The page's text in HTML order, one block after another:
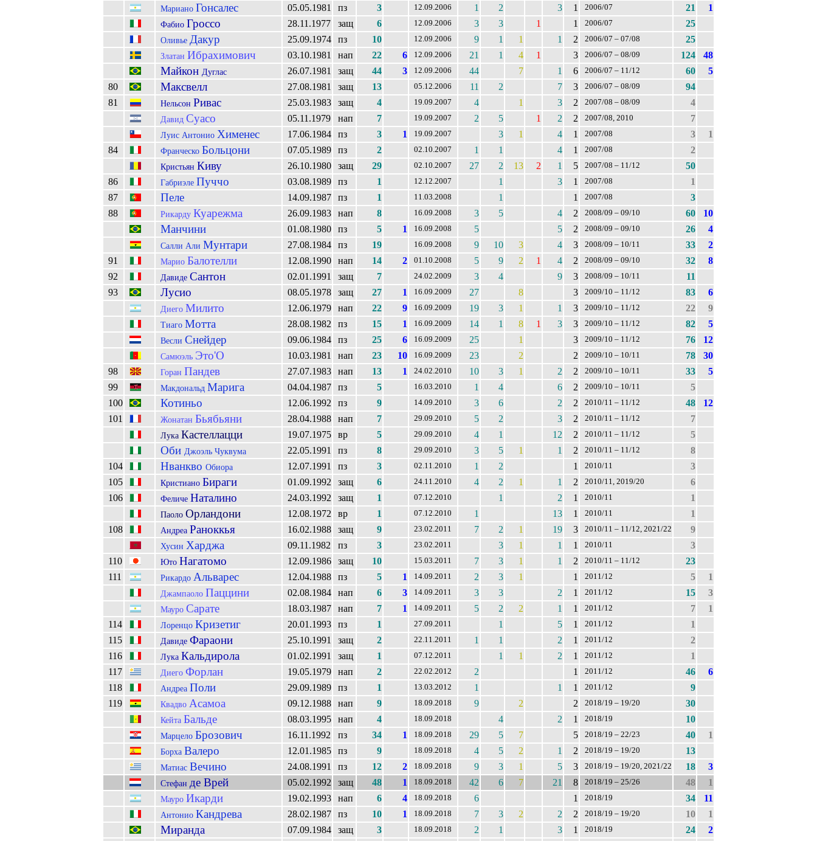
Мариано Гонсалес 05.05.1981 пз 3 12.09.2006 1 2 3 1 2006/07 21 1
Фабио Гроссо 28.11.1977 защ 6 12.09.2006 3 3 1 1 2006/07 25
Оливье Дакур 25.09.1974 пз 10 12.09.2006 9 1 1 1 2 2006/07 – 07/08 25
Златан Ибрахимович 03.10.1981 нап 22 6 12.09.2006 21 1 4 1 3 2006/07 – 08/09 124 48
Майкон Дуглас 26.07.1981 защ 44 3 12.09.2006 44 7 1 6 2006/07 – 11/12 60
5
80
Максвелл 27.08.1981 защ 13 05.12.2006 11 2 7 3 2006/07 – 08/09
94
81
Нельсон Ривас 25.03.1983 защ 4 19.09.2007 4 1 3 2 2007/08 – 08/09 4
Давид Суасо 05.11.1979 нап 7 19.09.2007 2 5 1 2 2 2007/08, 2010 7
Луис Антонио Хименес 17.06.1984 пз 3 1 19.09.2007 3 1 4 1 2007/08 3
1
84
Франческо Больцони 07.05.1989 пз 2 02.10.2007 1 1 4 1 2007/08 2
Кристьян Киву 26.10.1980 защ 29 02.10.2007 27 2 13 2 1 5 2007/08 – 11/12
50
86
Габриэле Пуччо 03.08.1989 пз 1 12.12.2007 1 3 1 2007/08
1
87
Пеле 14.09.1987 пз 1 11.03.2008 1 1 2007/08
3
88
Рикарду Куарежма 26.09.1983 нап 8 16.09.2008 3 5 4 2 2008/09 – 09/10 60 10
Манчини 01.08.1980 пз 5 1 16.09.2008 5 5 2 2008/09 – 09/10 26 4
Салли Али Мунтари 27.08.1984 пз 19 16.09.2008 9 10 3 4 3 2008/09 – 10/11 33
2
91
Марио Балотелли 12.08.1990 нап 14 2 01.10.2008 5 9 2 1 4 2 2008/09 – 09/10 32
8
92
Давиде Сантон 02.01.1991 защ 7 24.02.2009 3 4 9 3 2008/09 – 10/11
11
93
Лусио 08.05.1978 защ 27 1 16.09.2009 27 8 3 2009/10 – 11/12 83 6
Диего Милито 12.06.1979 нап 22 9 16.09.2009 19 3 1 1 3 2009/10 – 11/12 22 9
Тиаго Мотта 28.08.1982 пз 15 1 16.09.2009 14 1 8 1 3 3 2009/10 – 11/12 82 5
Весли Снейдер 09.06.1984 пз 25 6 16.09.2009 25 1 3 2009/10 – 11/12 76 12
Самюэль Это'O 10.03.1981 нап 23 10 16.09.2009 23 2 2 2009/10 – 10/11 78
30
98
Горан Пандев 27.07.1983 нап 13 1 24.02.2010 10 3 1 2 2 2009/10 – 10/11 33
5
99
Макдональд Марига 04.04.1987 пз 5 16.03.2010 1 4 6 2 2009/10 – 10/11
5
100
Котиньо 12.06.1992 пз 9 14.09.2010 3 6 2 2 2010/11 – 11/12 48
12
101
Жонатан Бьябьяни 28.04.1988 нап 7 29.09.2010 5 2 3 2 2010/11 – 11/12 7
Лука Кастеллацци 19.07.1975 вр 5 29.09.2010 4 1 12 2 2010/11 – 11/12 5
Оби Джоэль Чуквума 22.05.1991 пз 8 29.09.2010 3 5 1 1 2 2010/11 – 11/12
8
104
Нванкво Обиора 12.07.1991 пз 3 02.11.2010 1 2 1 2010/11
3
105
Кристиано Бираги 01.09.1992 защ 6 24.11.2010 4 2 1 1 2 2010/11, 2019/20
6
106
Феличе Наталино 24.03.1992 защ 1 07.12.2010 1 2 1 2010/11 1
Паоло Орландони 12.08.1972 вр 1 07.12.2010 1 13 1 2010/11
1
108
Андреа Раноккья 16.02.1988 защ 9 23.02.2011 7 2 1 19 3 2010/11 – 11/12, 2021/22 9
Хусин Харджа 09.11.1982 пз 3 23.02.2011 3 1 1 1 2010/11
3
110
Юто Нагатомо 12.09.1986 защ 10 15.03.2011 7 3 1 1 2 2010/11 – 11/12
23
111
Рикардо Альварес 12.04.1988 пз 5 1 14.09.2011 2 3 1 1 2011/12 5 1
Джампаоло Паццини 02.08.1984 нап 6 3 14.09.2011 3 3 2 1 2011/12 15 3
Мауро Сарате 18.03.1987 нап 7 1 14.09.2011 5 2 2 1 1 2011/12 7
1
114
Лоренцо Кризетиг 20.01.1993 пз 1 27.09.2011 1 5 1 2011/12
1
115
Давиде Фараони 25.10.1991 защ 2 22.11.2011 1 1 2 1 2011/12
2
116
Лука Кальдирола 01.02.1991 защ 1 07.12.2011 1 1 2 1 2011/12
1
117
Диего Форлан 19.05.1979 нап 2 22.02.2012 2 1 2011/12 46
6
118
Андреа Поли 29.09.1989 пз 1 13.03.2012 1 1 1 2011/12
9
119
Квадво Асамоа 09.12.1988 нап 9 18.09.2018 9 2 2 2018/19 – 19/20 30
Кейта Бальде 08.03.1995 нап 4 18.09.2018 4 2 1 2018/19 10
Марцело Брозович 16.11.1992 пз 34 1 18.09.2018 29 5 7 5 2018/19 – 22/23 40 1
Борха Валеро 12.01.1985 пз 9 18.09.2018 4 5 2 1 2 2018/19 – 19/20 13
Матиас Вечино 24.08.1991 пз 12 2 18.09.2018 9 3 1 5 3 2018/19 – 19/20, 2021/22 18 3
Стефан де Врей 05.02.1992 защ 48 1 18.09.2018 42 6 7 21 8 2018/19 – 25/26 48 1
Мауро Икарди 19.02.1993 нап 6 4 18.09.2018 6 1 2018/19 34 11
Антонио Кандрева 28.02.1987 пз 10 1 18.09.2018 7 3 2 2 2 2018/19 – 19/20 10 1
Миранда 07.09.1984 защ 3 18.09.2018 2 1 3 1 2018/19 24 2